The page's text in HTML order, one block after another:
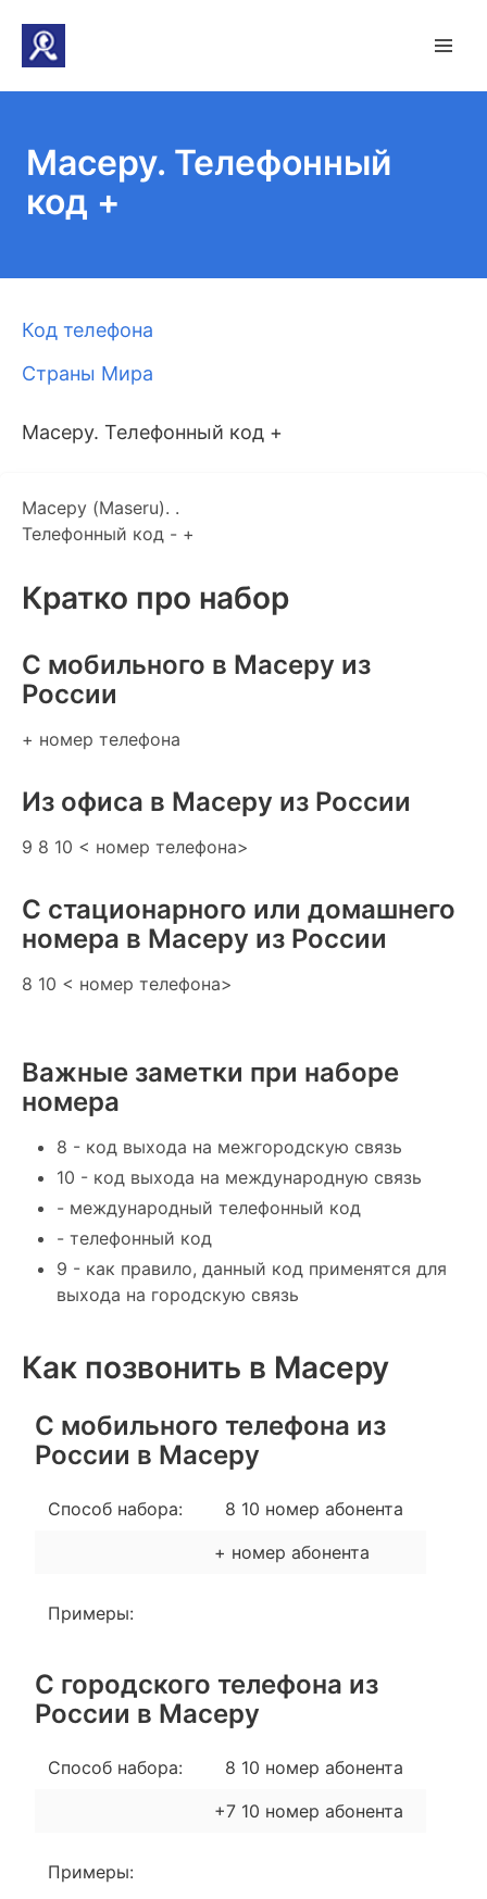
Масеру. Телефонный
код +
Код телефона
Страны Мира
Масеру. Телефонный код +
Масеру (Maseru). .
Телефонный код - +
Кратко про набор
C мобильного в Масеру из
России
+ номер телефона
Из офиса в Масеру из России
9 8 10 < номер телефона>
С стационарного или домашнего
номера в Масеру из России
8 10 < номер телефона>
Важные заметки при наборе
номера
8 - код выхода на межгородскую связь
10 - код выхода на международную связь
- международный телефонный код
- телефонный код
9 - как правило, данный код применятся для
выхода на городскую связь
Как позвонить в Масеру
С мобильного телефона из
России в Масеру
Способ набора:
8 10 номер абонента
+ номер абонента
Примеры:
С городского телефона из
России в Масеру
Способ набора:
8 10 номер абонента
+7 10 номер абонента
Примеры: